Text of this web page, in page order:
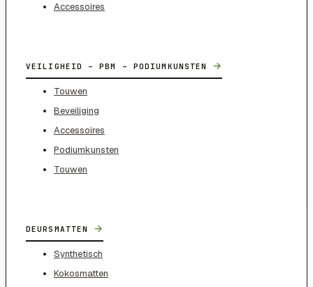
Accessoires
VEILIGHEID – PBM – PODIUMKUNSTEN →
Touwen
Beveiliging
Accessoires
Podiumkunsten
Touwen
DEURSMATTEN →
Synthetisch
Kokosmatten